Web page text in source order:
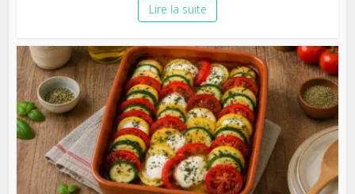
Lire la suite